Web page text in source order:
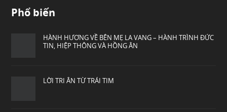
Phổ biến
HÀNH HƯƠNG VỀ BÊN MẸ LA VANG – HÀNH TRÌNH ĐỨC
TIN, HIỆP THÔNG VÀ HỒNG ÂN
LỜI TRI ÂN TỪ TRÁI TIM